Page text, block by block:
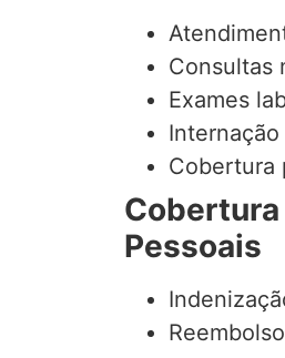
Consultas
Exames
Cobertura
Pessoais